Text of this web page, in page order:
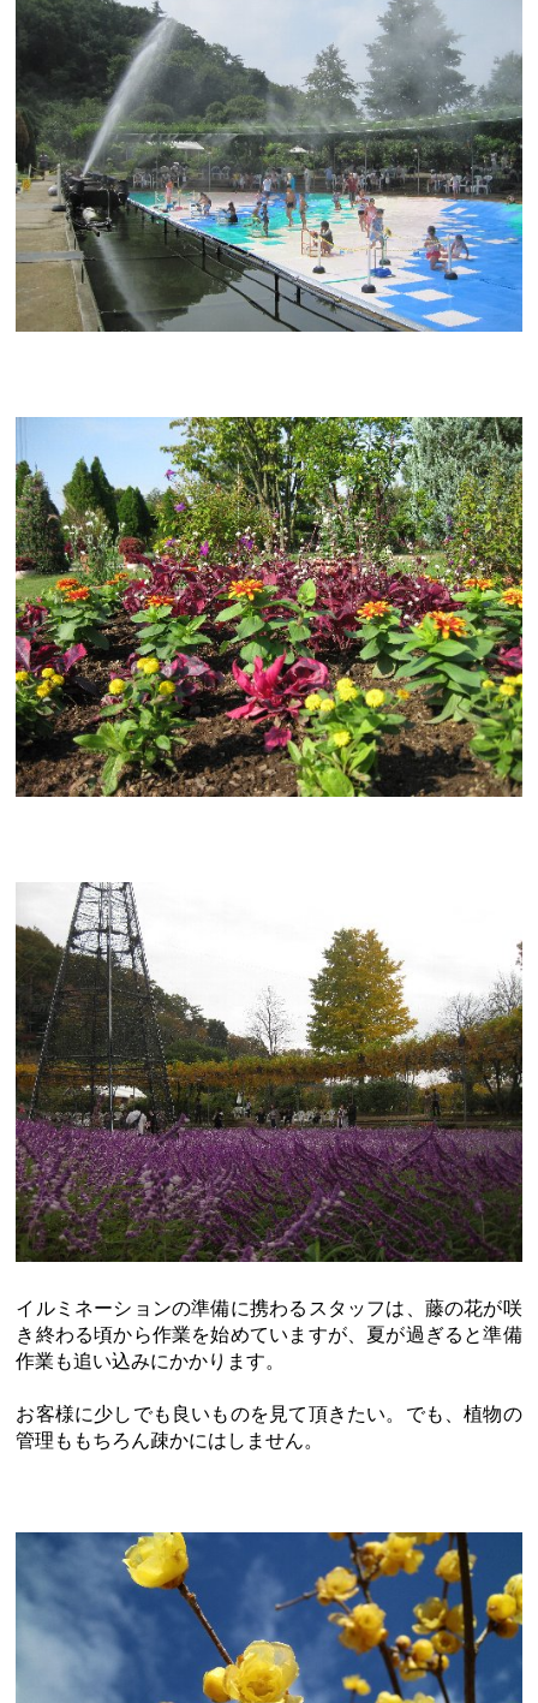
イルミネーションの準備に携わるスタッフは、藤の花が咲
き終わる頃から作業を始めていますが、夏が過ぎると準備
作業も追い込みにかかります。
お客様に少しでも良いものを見て頂きたい。でも、植物の
管理ももちろん疎かにはしません。